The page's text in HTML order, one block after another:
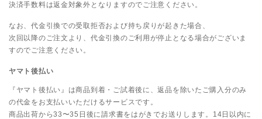
決済手数料は返金対象外となりますのでご注意ください。
なお、代金引換での受取拒否および持ち戻りが起きた場合、
次回以降のご注文より、代金引換のご利用が停止となる場合がございま
すのでご注意ください。
ヤマト後払い
『ヤマト後払い』は商品到着・ご試着後に、返品を除いたご購入分のみ
の代金をお支払いいただけるサービスです。
商品出荷から33〜35日後に請求書をはがきでお送りします。14日以内に